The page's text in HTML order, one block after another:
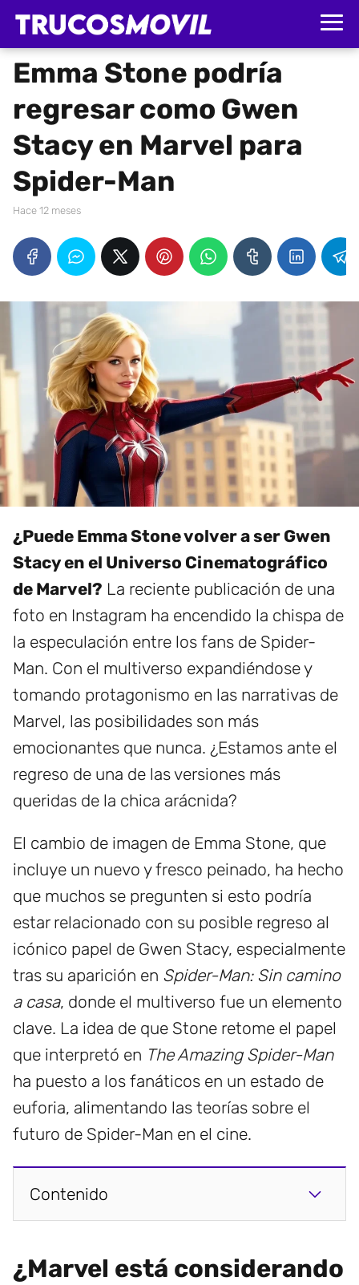
Emma Stone podría
regresar como Gwen
Stacy en Marvel para
Spider-Man
hace 12 meses
¿Puede Emma Stone volver a ser Gwen
Stacy en el Universo Cinematográfico
de Marvel? La reciente publicación de una
foto en Instagram ha encendido la chispa de
la especulación entre los fans de Spider-
Man. Con el multiverso expandiéndose y
tomando protagonismo en las narrativas de
Marvel, las posibilidades son más
emocionantes que nunca. ¿Estamos ante el
regreso de una de las versiones más
queridas de la chica arácnida?
El cambio de imagen de Emma Stone, que
incluye un nuevo y fresco peinado, ha hecho
que muchos se pregunten si esto podría
estar relacionado con su posible regreso al
icónico papel de Gwen Stacy, especialmente
tras su aparición en Spider-Man: Sin camino
a casa, donde el multiverso fue un elemento
clave. La idea de que Stone retome el papel
que interpretó en The Amazing Spider-Man
ha puesto a los fanáticos en un estado de
euforia, alimentando las teorías sobre el
futuro de Spider-Man en el cine.
Contenido
¿Marvel está considerando